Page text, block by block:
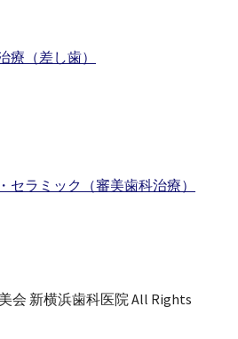
療（差し歯）
セラミック（審美歯科治療）
会 新横浜歯科医院 All Rights